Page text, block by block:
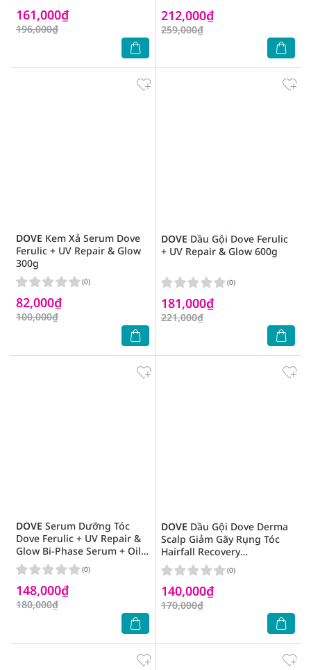
161,000₫
196,000₫
212,000₫
259,000₫
DOVE Kem Xả Serum Dove
Ferulic + UV Repair & Glow
300g
82,000₫
100,000₫
(0)
DOVE Dầu Gội Dove Ferulic
+ UV Repair & Glow 600g
181,000₫
221,000₫
(0)
DOVE Serum Dưỡng Tóc
Dove Ferulic + UV Repair &
Glow Bi-Phase Serum + Oil
77ml
148,000₫
180,000₫
(0)
DOVE Dầu Gội Dove Derma
Scalp Giảm Gãy Rụng Tóc
Hairfall Recovery
Strengthening Shampoo
350g
140,000₫
170,000₫
(0)